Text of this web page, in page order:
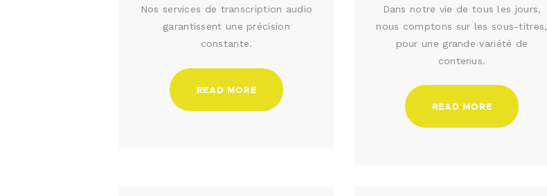
Nos services de transcription audio
garantissent une précision
constante.
READ MORE
Dans notre vie de tous les jours,
nous comptons sur les sous-titres,
pour une grande variété de
contenus.
READ MORE